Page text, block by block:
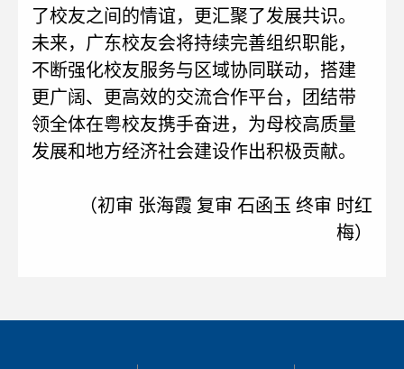
了校友之间的情谊，更汇聚了发展共识。
未来，广东校友会将持续完善组织职能，
不断强化校友服务与区域协同联动，搭建
更广阔、更高效的交流合作平台，团结带
领全体在粤校友携手奋进，为母校高质量
发展和地方经济社会建设作出积极贡献。
（初审 张海霞 复审 石函玉 终审 时红
梅）